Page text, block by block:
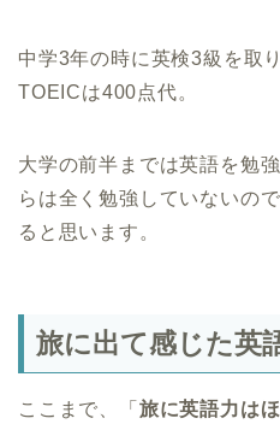
中学3年の時に英検3級を取
TOEICは400点代。
大学の前半までは英語を勉
らは全く勉強していないの
ると思います。
旅に出て感じた英
ここまで、「 旅に英語力は